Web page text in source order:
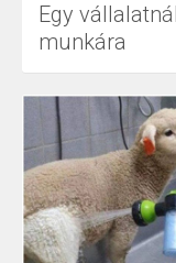
Egy
munkára